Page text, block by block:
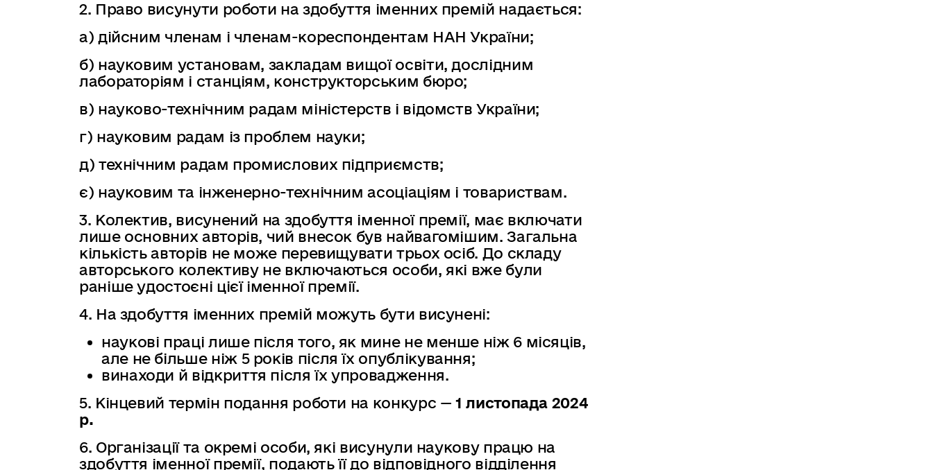
2. Право висунути роботи на здобуття іменних премій надається:
а) дійсним членам і членам-кореспондентам НАН України;
б) науковим установам, закладам вищої освіти, дослідним
лабораторіям і станціям, конструкторським бюро;
в) науково-технічним радам міністерств і відомств України;
г) науковим радам із проблем науки;
д) технічним радам промислових підприємств;
є) науковим та інженерно-технічним асоціаціям і товариствам.
3. Колектив, висунений на здобуття іменної премії, має включати
лише основних авторів, чий внесок був найвагомішим. Загальна
кількість авторів не може перевищувати трьох осіб. До складу
авторського колективу не включаються особи, які вже були
раніше удостоєні цієї іменної премії.
4. На здобуття іменних премій можуть бути висунені:
наукові праці лише після того, як мине не менше ніж 6 місяців,
але не більше ніж 5 років після їх опублікування;
винаходи й відкриття після їх упровадження.
5. Кінцевий термін подання роботи на конкурс —1 листопада 2024
р.
6. Організації та окремі особи, які висунули наукову працю на
здобуття іменної премії, подають її до відповідного відділення